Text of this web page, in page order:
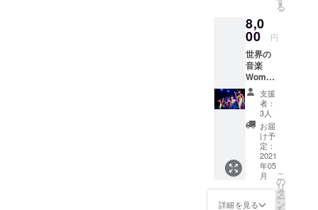
房 ４月
29日
（木）
［夜の
部］17
時半～
20時半
ラスト
オー
ダー22
時close
コロナ
の状況
で、日
時の変
更の可
能性が
る
8,0
00 円
世界の
音楽
Women
of the
Worldの
ライヴ
CD ＋
5ヵ国の
レトル
トセッ
ト。 レ
トル
ト） ア
メリ
支援
者：
3人
お届
け予
定：
2021
年05
月
詳細を見る
こ
の
リ
タ
ー
ン